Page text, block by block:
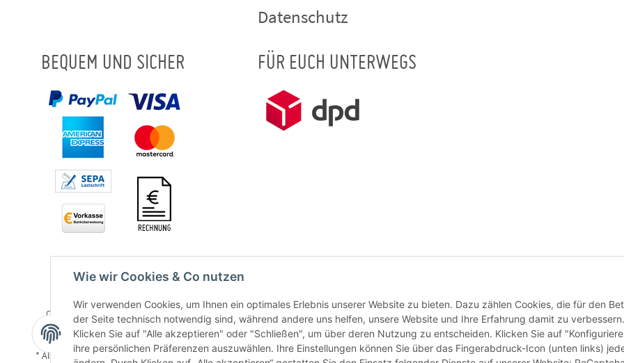
Datenschutz
BEQUEM UND SICHER FÜR EUCH UNTERWEGS
* Alle Preise inkl. gesetzlicher USt., zzgl.Versand
Wie wir Cookies & Co nutzen
Wir verwenden Cookies, um Ihnen ein optimales Erlebnis unserer Website zu bieten. Dazu zählen Cookies, die für den
der Seite technisch notwendig sind, während andere uns helfen, unsere Website und Ihre Erfahrung damit zu verbessern.
Klicken Sie auf "Alle akzeptieren" oder "Schließen", um über deren Nutzung zu entscheiden. Klicken Sie auf
ihre persönlichen Präferenzen auszuwählen. Ihre Einstellungen können Sie über das Fingerabdruck-Icon (unten links)